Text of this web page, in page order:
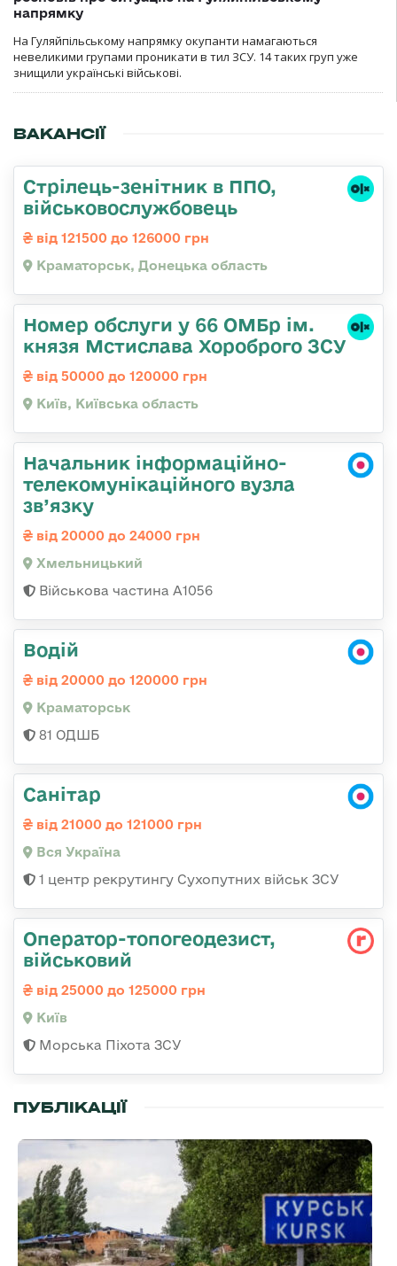
напрямку
На Гуляйпільському напрямку окупанти намагаються
невеликими групами проникати в тил ЗСУ. 14 таких груп уже
знищили українські військові.
ВАКАНСІЇ
Стрілець-зенітник в ППО,
військовослужбовець
від 121500 до 126000 грн
Краматорськ, Донецька область
Номер обслуги у 66 ОМБр ім.
князя Мстислава Хороброго ЗСУ
від 50000 до 120000 грн
Київ, Київська область
Начальник інформаційно-
телекомунікаційного вузла
зв’язку
від 20000 до 24000 грн
Хмельницький
Військова частина А1056
Водій
від 20000 до 120000 грн
Краматорськ
81 ОДШБ
Санітар
від 21000 до 121000 грн
Вся Україна
1 центр рекрутингу Сухопутних військ ЗСУ
Опеpатоp-топогеодезист,
військовий
від 25000 до 125000 грн
Київ
Морська Піхота ЗСУ
ПУБЛІКАЦІЇ